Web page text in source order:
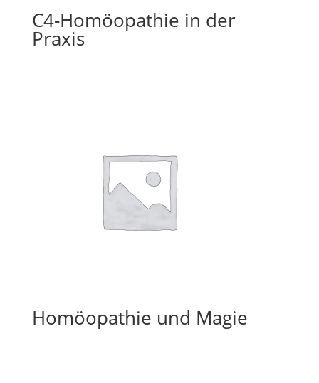
C4-Homöopathie in der
Praxis
Homöopathie und Magie